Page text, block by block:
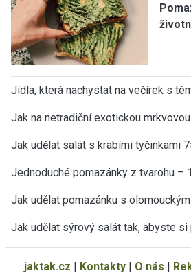
Jídla, která nachystat na večírek s
Jak na netradiční exotickou
Jak udělat salát s krabími tyčinkami
Jednoduché pomazánky z tvarohu –
Jak udělat pomazánku s
Jak udělat sýrový salát tak, abyste si
jaktak.cz | Kontakty| O nás |